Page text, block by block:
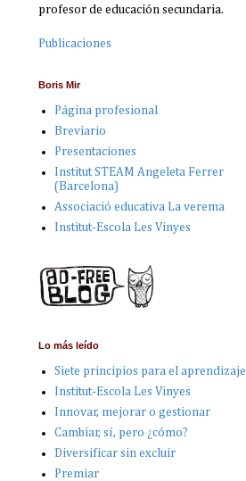
profesor de educación secundaria.
Publicaciones
Boris Mir
Página profesional
Breviario
Presentaciones
Institut STEAM Angeleta Ferrer
(Barcelona)
Associació educativa La verema
Institut-Escola Les Vinyes
Lo más leído
Siete principios para el aprendizaje
Institut-Escola Les Vinyes
Innovar, mejorar o gestionar
Cambiar, sí, pero ¿cómo?
Diversificar sin excluir
Premiar